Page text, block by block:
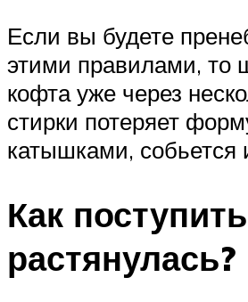
Если вы будете
этими правилами, то
кофта уже через
стирки потеряет
катышками, собьется
Как
растянулась?